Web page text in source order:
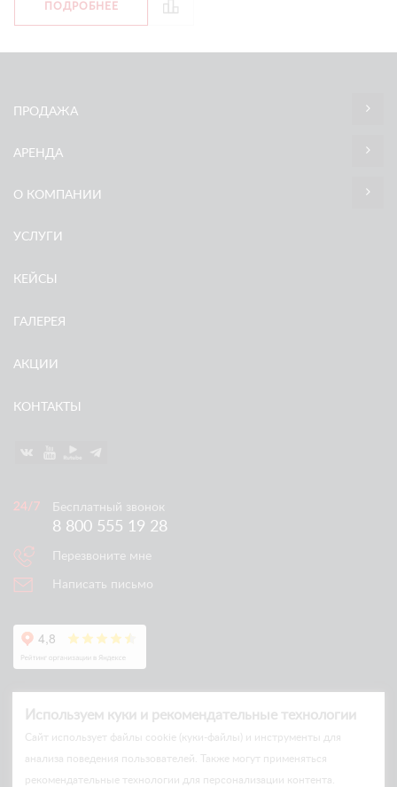
ПОДРОБНЕЕ
ПРОДАЖА
АРЕНДА
О КОМПАНИИ
УСЛУГИ
КЕЙСЫ
ГАЛЕРЕЯ
АКЦИИ
КОНТАКТЫ
Бесплатный звонок
8 800 555 19 28
Перезвоните мне
Написать письмо
Используем куки и рекомендательные технологии
Cайт использует файлы cookie (куки-файлы) и инструменты для
анализа поведения пользователей. Также могут применяться
рекомендательные технологии для персонализации контента.